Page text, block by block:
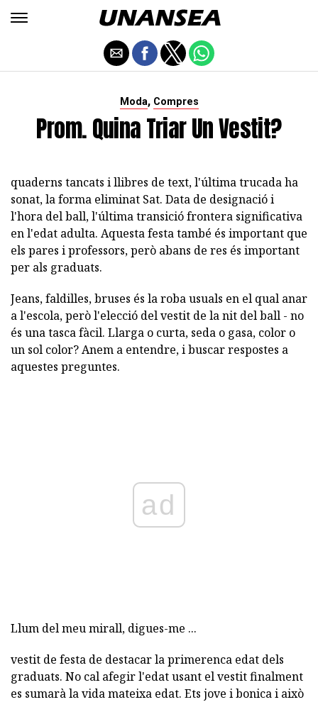
Moda, Compres
Prom. Quina Triar Un Vestit?
quaderns tancats i llibres de text, l'última trucada ha
sonat, la forma eliminat Sat. Data de designació i
l'hora del ball, l'última transició frontera significativa
en l'edat adulta. Aquesta festa també és important que
els pares i professors, però abans de res és important
per als graduats.
Jeans, faldilles, bruses és la roba usuals en el qual anar
a l'escola, però l'elecció del vestit de la nit del ball - no
és una tasca fàcil. Llarga o curta, seda o gasa, color o
un sol color? Anem a entendre, i buscar respostes a
aquestes preguntes.
ad
Llum del meu mirall, digues-me ...
vestit de festa de destacar la primerenca edat dels
graduats. No cal afegir l'edat usant el vestit finalment
es sumarà la vida mateixa edat. Ets jove i bonica i això